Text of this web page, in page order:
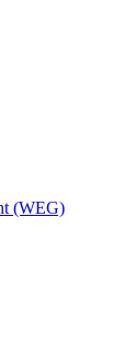
(WEG)